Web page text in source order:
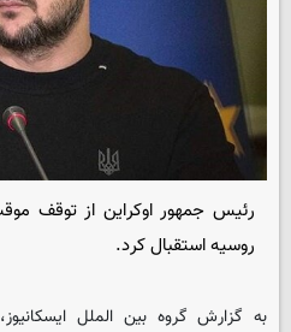
رئیس جمهور اوکراین از توقف
روسیه استقبال کرد.
به گزارش گروه بین الملل ایسکانیوز